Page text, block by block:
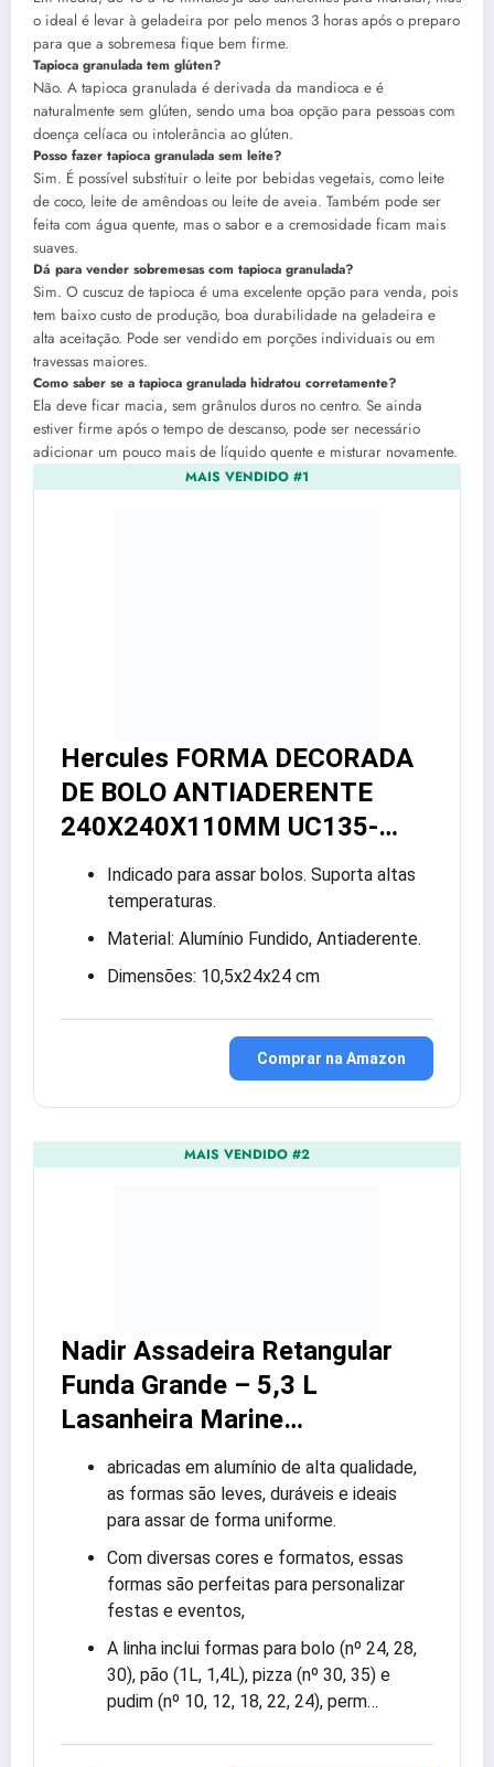
o ideal é levar à geladeira por pelo menos 3 horas após o preparo
para que a sobremesa fique bem firme.
Tapioca granulada tem glúten?
Não. A tapioca granulada é derivada da mandioca e é
naturalmente sem glúten, sendo uma boa opção para pessoas com
doença celíaca ou intolerância ao glúten.
Posso fazer tapioca granulada sem leite?
Sim. É possível substituir o leite por bebidas vegetais, como leite
de coco, leite de amêndoas ou leite de aveia. Também pode ser
feita com água quente, mas o sabor e a cremosidade ficam mais
suaves.
Dá para vender sobremesas com tapioca granulada?
Sim. O cuscuz de tapioca é uma excelente opção para venda, pois
tem baixo custo de produção, boa durabilidade na geladeira e
alta aceitação. Pode ser vendido em porções individuais ou em
travessas maiores.
Como saber se a tapioca granulada hidratou corretamente?
Ela deve ficar macia, sem grânulos duros no centro. Se ainda
estiver firme após o tempo de descanso, pode ser necessário
adicionar um pouco mais de líquido quente e misturar novamente.
MAIS VENDIDO #1
Hercules FORMA DECORADA
DE BOLO ANTIADERENTE
240X240X110MM UC135-…
Indicado para assar bolos. Suporta altas
temperaturas.
Material: Alumínio Fundido, Antiaderente.
Dimensões: 10,5x24x24 cm
Comprar na Amazon
MAIS VENDIDO #2
Nadir Assadeira Retangular
Funda Grande – 5,3 L
Lasanheira Marine…
abricadas em alumínio de alta qualidade,
as formas são leves, duráveis e ideais
para assar de forma uniforme.
Com diversas cores e formatos, essas
formas são perfeitas para personalizar
festas e eventos,
A linha inclui formas para bolo (nº 24, 28,
30), pão (1L, 1,4L), pizza (nº 30, 35) e
pudim (nº 10, 12, 18, 22, 24), perm…